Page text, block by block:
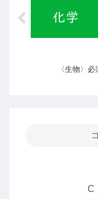
〈生物〉